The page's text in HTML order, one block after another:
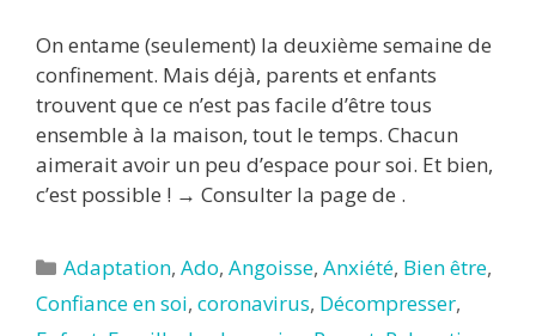
On entame (seulement) la deuxième semaine de
confinement. Mais déjà, parents et enfants
trouvent que ce n’est pas facile d’être tous
ensemble à la maison, tout le temps. Chacun
aimerait avoir un peu d’espace pour soi. Et bien,
c’est possible ! → Consulter la page de .
Catégories
Adaptation,Ado,Angoisse,Anxiété, Bien être,
Confiance en soi, coronavirus, Décompresser,